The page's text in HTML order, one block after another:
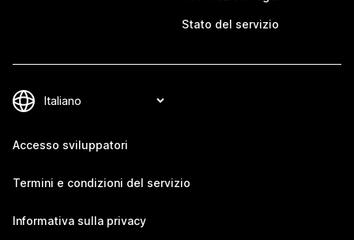
Stato del servizio
Accesso sviluppatori
Termini e condizioni del servizio
Informativa sulla privacy